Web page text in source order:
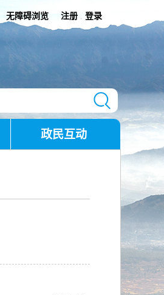
无障碍浏览 注册 登录
政民互动